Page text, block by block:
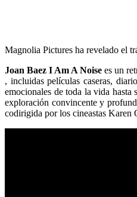
Magnolia Pictures ha revelado el
Joan Baez I Am A Noise es un
, incluidas películas caseras,
emocionales de toda la vida hasta
exploración convincente y
codirigida por los cineastas Karen